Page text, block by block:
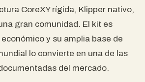
CoreXY rígida, Klipper nativo,
gran comunidad. El kit es
y su amplia base de
lo convierte en una de las
del mercado.